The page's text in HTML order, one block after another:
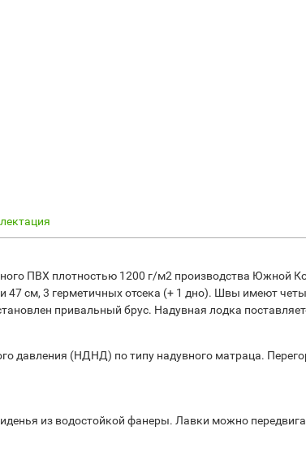
ПВХ плотностью 1200 г/м2 производства Южной
47 см, 3 герметичных отсека (+ 1 дно). Швы имеют
привальный брус. Надувная лодка
давления (НДНД) по типу надувного матраца.
из водостойкой фанеры. Лавки можно